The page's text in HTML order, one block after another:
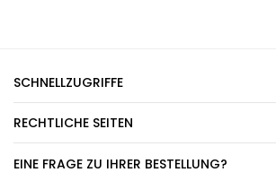
SCHNELLZUGRIFFE
RECHTLICHE SEITEN
EINE FRAGE ZU IHRER BESTELLUNG?